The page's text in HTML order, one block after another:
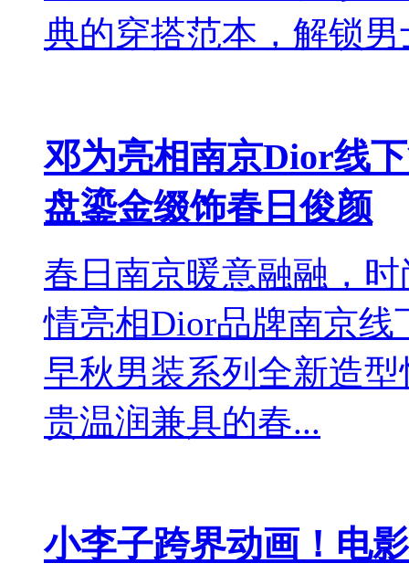
典的穿搭范本，解锁男
邓为亮相南京Dior线
盘鎏金缀饰春日俊颜
春日南京暖意融融，
情亮相Dior品牌南京线
早秋男装系列全新造
贵温润兼具的春...
小李子跨界动画！电